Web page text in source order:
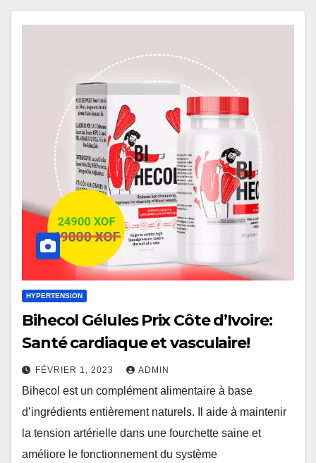
HYPERTENSION
Bihecol Gélules Prix Côte d’Ivoire:
Santé cardiaque et vasculaire!
FÉVRIER 1, 2023 ADMIN
Bihecol est un complément alimentaire à base
d’ingrédients entièrement naturels. Il aide à maintenir
la tension artérielle dans une fourchette saine et
améliore le fonctionnement du système